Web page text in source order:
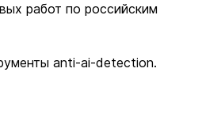
работ по российским
anti-ai-detection.